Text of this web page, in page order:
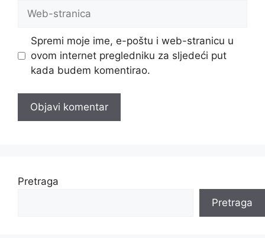
Web-
Spremi moje ime, e-poštu i web-stranicu u
ovom internet pregledniku za sljedeći put
kada budem komentirao.
Pretraga
Pretraga